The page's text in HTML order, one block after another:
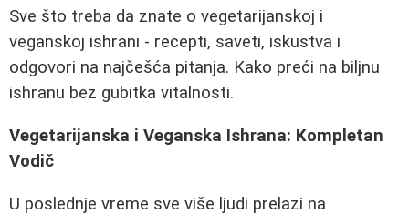
Sve što treba da znate o vegetarijanskoj i
veganskoj ishrani - recepti, saveti, iskustva i
odgovori na najčešća pitanja. Kako preći na biljnu
ishranu bez gubitka vitalnosti.
Vegetarijanska i Veganska Ishrana: Kompletan
Vodič
U poslednje vreme sve više ljudi prelazi na